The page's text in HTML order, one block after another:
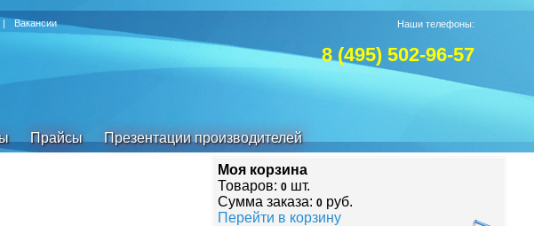
Наши телефоны:
8 (495) 502-96-57
| Вакансии
Прайсы
Презентации производителей
Моя корзина
Товаров: 0 шт.
Сумма заказа: 0 руб.
Перейти в корзину